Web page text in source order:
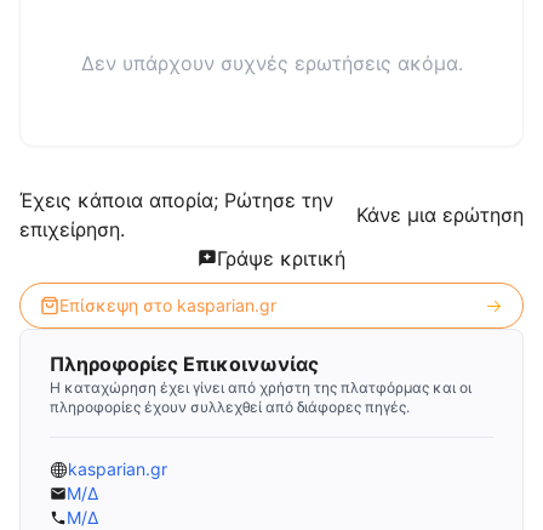
Δεν υπάρχουν συχνές ερωτήσεις ακόμα.
Έχεις κάποια απορία; Ρώτησε την
επιχείρηση.
Κάνε μια ερώτηση
Γράψε κριτική
Επίσκεψη στο kasparian.gr
Πληροφορίες Επικοινωνίας
Η καταχώρηση έχει γίνει από χρήστη της πλατφόρμας και οι
πληροφορίες έχουν συλλεχθεί από διάφορες πηγές.
kasparian.gr
Μ/Δ
Μ/Δ